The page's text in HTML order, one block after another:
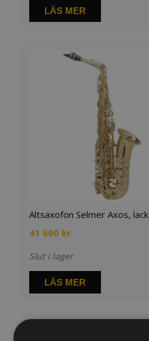
LÄS MER
Altsaxofon Selmer Axos, lack
41 600 kr
Slut i lager
LÄS MER